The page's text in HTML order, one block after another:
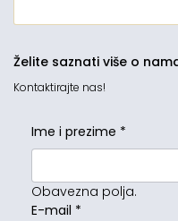
Želite saznati više o
Kontaktirajte nas!
Ime i prezime *
Obavezna polja.
E-mail *